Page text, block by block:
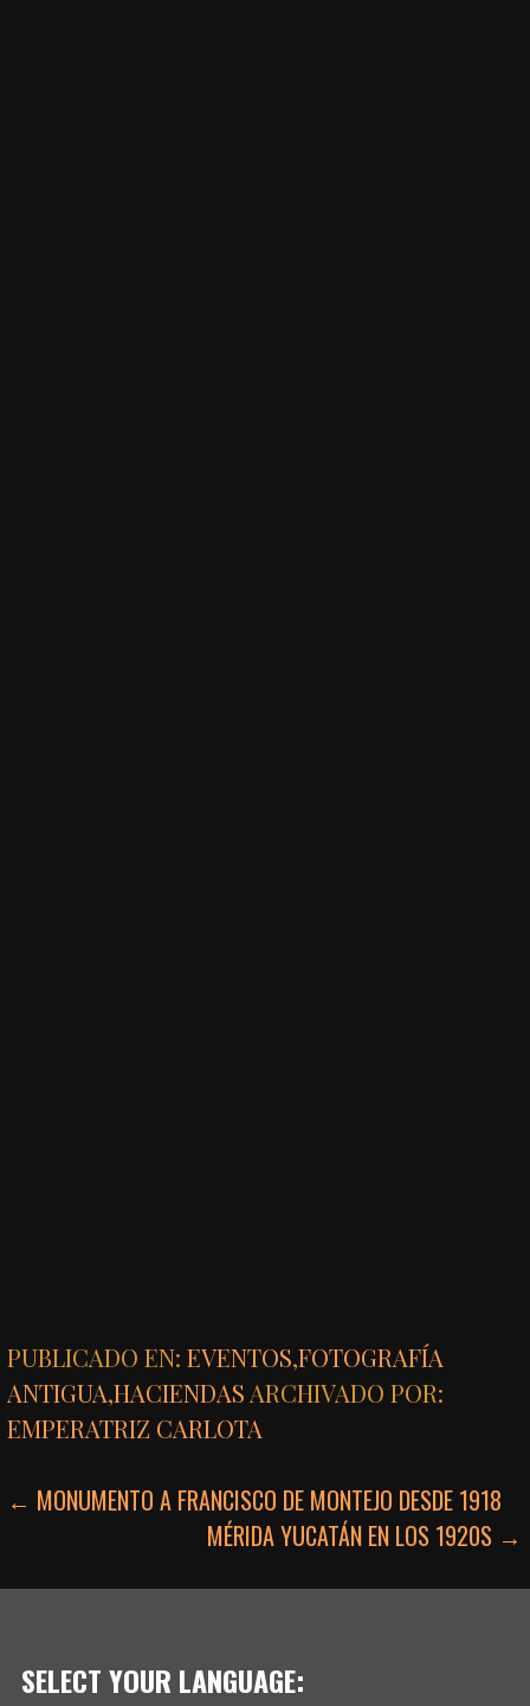
PUBLICADO EN:EVENTOS,FOTOGRAFÍA
ANTIGUA,HACIENDAS ARCHIVADO POR:
EMPERATRIZ CARLOTA
NAVEGACIÓN
← MONUMENTO A FRANCISCO DE MONTEJO DESDE 1918
MÉRIDA YUCATÁN EN LOS 1920S →
SELECT YOUR LANGUAGE: